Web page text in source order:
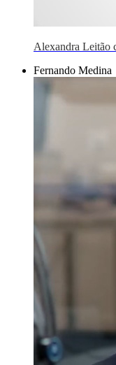
Alexandra Leitão
Fernando Medina